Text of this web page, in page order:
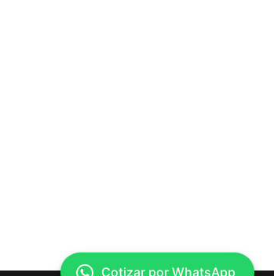
Cotizar por WhatsApp